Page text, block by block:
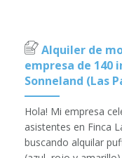
Alquiler de
empresa de 140
Sonneland (Las
Hola! Mi empresa
asistentes en Finca
buscando alquilar